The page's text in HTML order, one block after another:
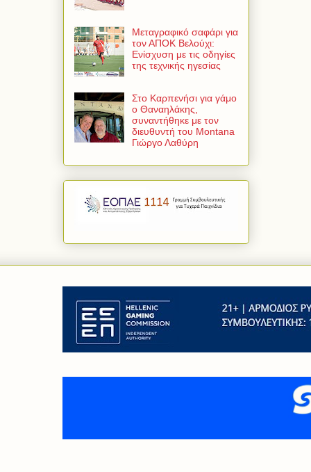
Μεταγραφικό σαφάρι για
τον ΑΠΟΚ Βελούχι:
Ενίσχυση με τις οδηγίες
της τεχνικής ηγεσίας
Στο Καρπενήσι για γάμο
ο Θαναηλάκης,
συναντήθηκε με τον
διευθυντή του Montana
Γιώργο Λαθύρη